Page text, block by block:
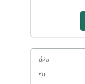
ยี่ห้อ
รุ่น